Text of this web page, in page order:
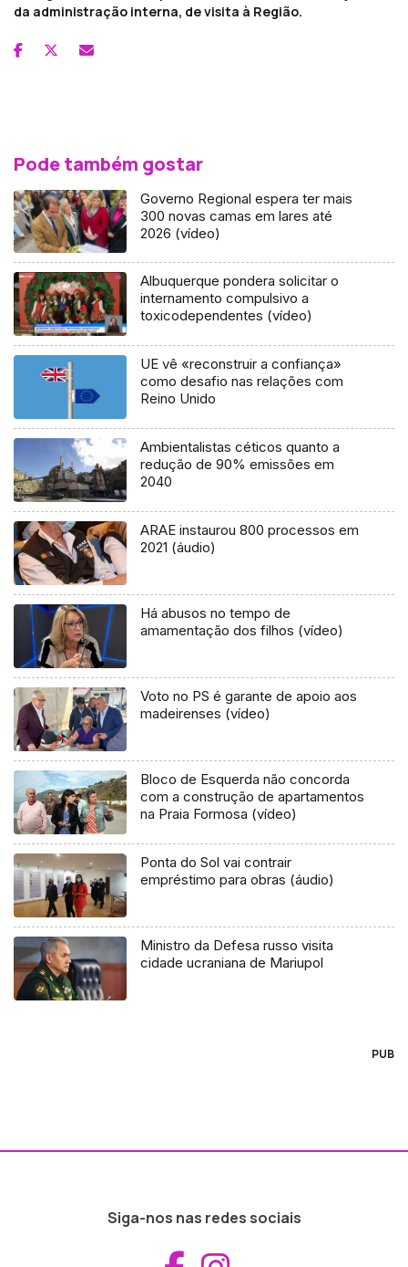
da administração interna, de visita à Região.
Pode também gostar
Governo Regional espera ter mais
300 novas camas em lares até
2026 (vídeo)
Albuquerque pondera solicitar o
internamento compulsivo a
toxicodependentes (vídeo)
UE vê «reconstruir a confiança»
como desafio nas relações com
Reino Unido
Ambientalistas céticos quanto a
redução de 90% emissões em
2040
ARAE instaurou 800 processos em
2021 (áudio)
Há abusos no tempo de
amamentação dos filhos (vídeo)
Voto no PS é garante de apoio aos
madeirenses (vídeo)
Bloco de Esquerda não concorda
com a construção de apartamentos
na Praia Formosa (vídeo)
Ponta do Sol vai contrair
empréstimo para obras (áudio)
Ministro da Defesa russo visita
cidade ucraniana de Mariupol
PUB
Siga-nos nas redes sociais